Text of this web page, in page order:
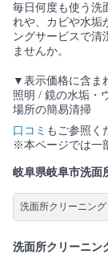
毎日何度も使う洗
れや、カビや水垢
ングサービスで清
ませんか。
▼表示価格に含ま
照明 / 鏡の水垢・
場所の簡易清掃
口コミ もご参照く
※本ページでは一
岐阜県岐阜市洗面
洗面所クリーニング
洗面所クリーニン